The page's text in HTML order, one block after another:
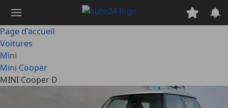
contenu
principal
Page d'accueil
Voitures
Mini
Mini Cooper
MINI Cooper D